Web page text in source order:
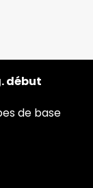
début
de base